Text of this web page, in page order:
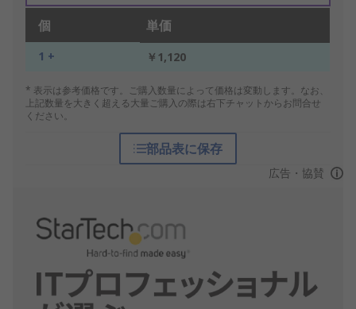
個 単価
1 + ￥1,120
* 表示は参考価格です。ご購入数量によって価格は変動します。なお、
上記数量を大きく超える大量ご購入の際は右下チャットからお問合せ
ください。
部品表に保存
広告・協賛